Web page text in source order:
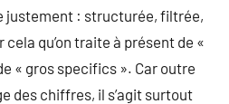
justement : structurée, filtrée,
cela qu’on traite à présent de «
« gros specifics ». Car outre
des chiffres, il s’agit surtout